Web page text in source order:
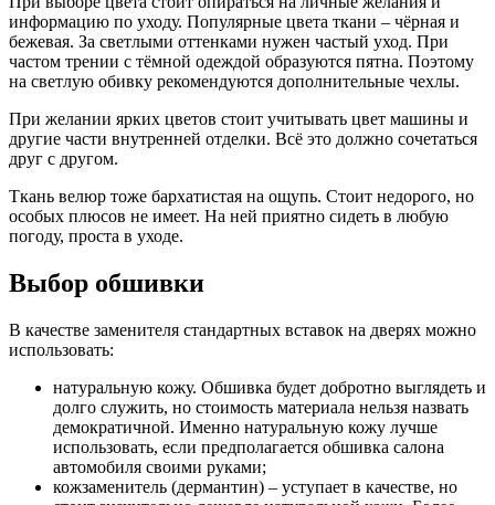
информацию по уходу. Популярные цвета ткани – чёрная и
бежевая. За светлыми оттенками нужен частый уход. При
частом трении с тёмной одеждой образуются пятна. Поэтому
на светлую обивку рекомендуются дополнительные чехлы.
При желании ярких цветов стоит учитывать цвет машины и
другие части внутренней отделки. Всё это должно сочетаться
друг с другом.
Ткань велюр тоже бархатистая на ощупь. Стоит недорого, но
особых плюсов не имеет. На ней приятно сидеть в любую
погоду, проста в уходе.
Выбор обшивки
В качестве заменителя стандартных вставок на дверях можно
использовать:
натуральную кожу. Обшивка будет добротно выглядеть и
долго служить, но стоимость материала нельзя назвать
демократичной. Именно натуральную кожу лучше
использовать, если предполагается обшивка салона
автомобиля своими руками;
кожзаменитель (дермантин) – уступает в качестве, но